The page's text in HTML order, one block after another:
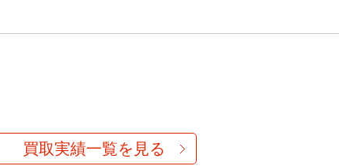
買取実績一覧を見る